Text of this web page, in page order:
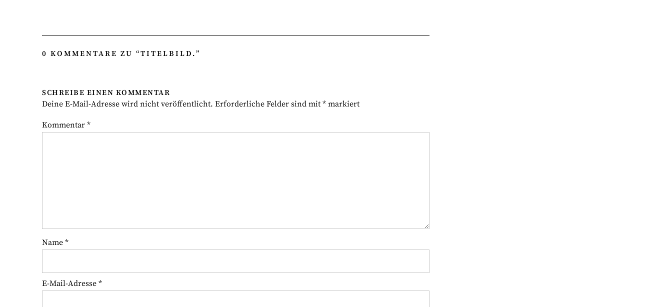
0 KOMMENTARE ZU “TITELBILD.”
SCHREIBE EINEN KOMMENTAR
Deine E-Mail-Adresse wird nicht veröffentlicht. Erforderliche Felder sind mit * markiert
Kommentar *
Name *
E-Mail-Adresse *